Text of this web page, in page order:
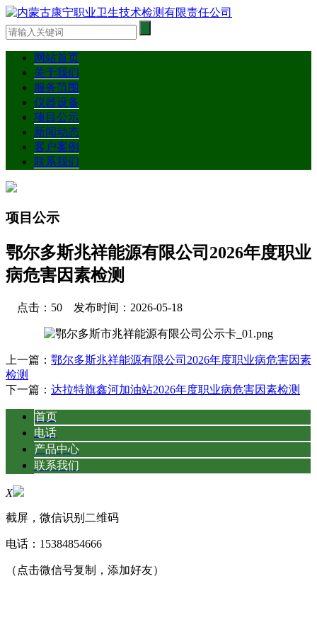
网站首页
关于我们
服务范围
仪器设备
项目公示
新闻动态
客户案例
联系我们
项目公示
鄂尔多斯兆祥能源有限公司2026年度职业
病危害因素检测
点击：50 发布时间：2026-05-18
上一篇： 鄂尔多斯兆祥能源有限公司2026年度职业病危害因素
检测
下一篇： 达拉特旗鑫河加油站2026年度职业病危害因素检测
首页
电话
产品中心
联系我们
X
截屏，微信识别二维码
电话： 15384854666
（点击微信号复制，添加好友）